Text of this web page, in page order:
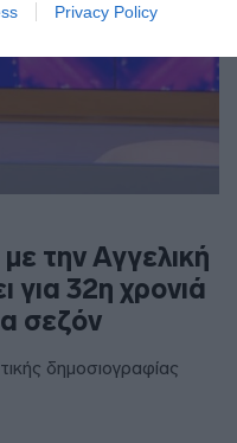
Privacy Policy
την Αγγελική
για 32η χρονιά
σεζόν
δημοσιογραφίας